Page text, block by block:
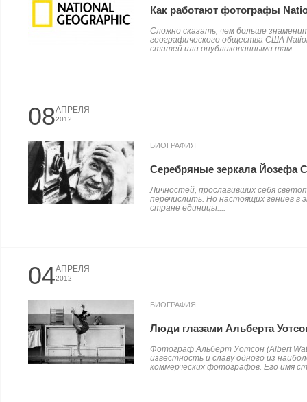
Как работают фотографы
Сложно сказать, чем больше
географического общества США
статей или опубликованными там...
08АПРЕЛЯ
2012
БИОГРАФИЯ
Серебряные зеркала Йозефа
Личностей, прославивших себя
перечислить. Но настоящих гениев
стране единицы....
04АПРЕЛЯ
2012
БИОГРАФИЯ
Люди глазами Альберта
Фотограф Альберт Уотсон (Albert
известность и славу одного из
коммерческих фотографов. Его имя